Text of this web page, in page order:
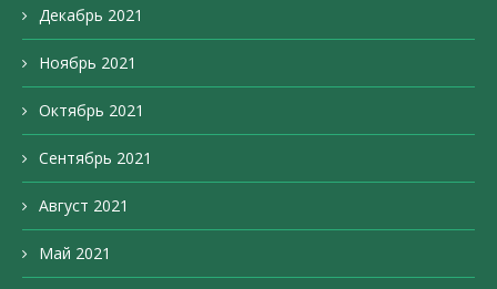
Декабрь 2021
Ноябрь 2021
Октябрь 2021
Сентябрь 2021
Август 2021
Май 2021